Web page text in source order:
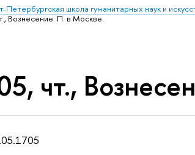
Петербургская школа гуманитарных наук и
Вознесение. П. в Москве.
чт.,